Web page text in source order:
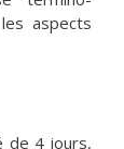
aspects
de 4 jours,